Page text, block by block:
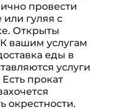
провести
гуляя с
Открыты
вашим услугам
еды в
услуги
прокат
окрестности.